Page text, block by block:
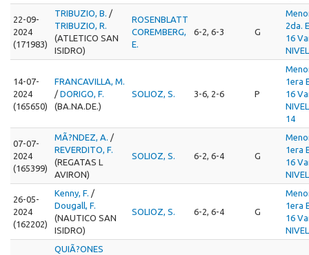
22-09-
2024
(171983)
TRIBUZIO, B. /
TRIBUZIO, R.
(ATLETICO SAN
ISIDRO)
ROSENBLATT
COREMBERG,
E.
6-2, 6-3 G
2da.
16
14-07-
2024
(165650)
FRANCAVILLA, M.
/ DORIGO, F.
(BA.NA.DE.)
SOLIOZ, S. 3-6, 2-6 P
1era
16
14
07-07-
2024
(165399)
MÃ?NDEZ, A. /
REVERDITO, F.
(REGATAS L
AVIRON)
SOLIOZ, S. 6-2, 6-4 G
1era
16
26-05-
2024
(162202)
Kenny, F. /
Dougall, F.
(NAUTICO SAN
ISIDRO)
SOLIOZ, S. 6-2, 6-4 G
1era
16
QUIÃ?ONES